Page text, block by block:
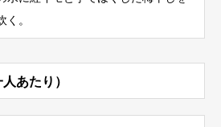
く。
あたり）